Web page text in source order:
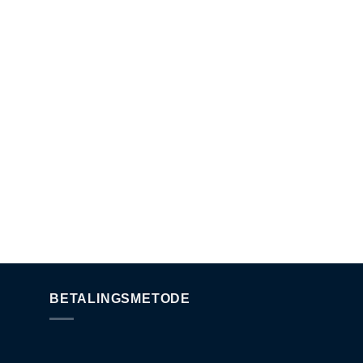
BETALINGSMETODE